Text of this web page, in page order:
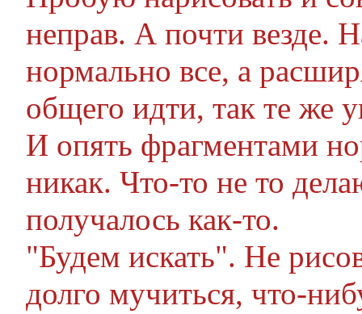
неправ. А почти везде.
нормально все, а
общего идти, так те же
И опять фрагментами
никак. Что-то не то
получалось как-то.
"Будем искать". Не
долго мучиться, что-